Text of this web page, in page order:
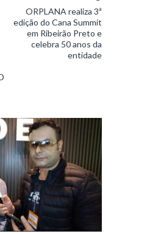
ORPLANA realiza 3ª
edição do Cana Summit
em Ribeirão Preto e
celebra 50 anos da
entidade